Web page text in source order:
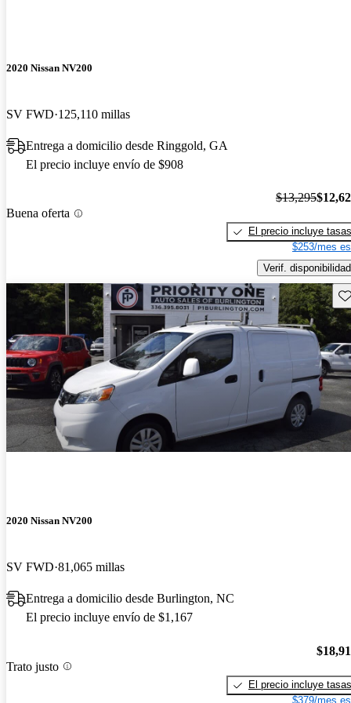
2020 Nissan NV200
SV FWD 125,110 millas
Entrega a domicilio desde Ringgold, GA
El precio incluye envío de $908
Buena oferta
$13,295
El precio incluye tasas
$253/mes
Verif. disponibilidad
2020 Nissan NV200
SV FWD 81,065 millas
Entrega a domicilio desde Burlington, NC
El precio incluye envío de $1,167
Trato justo
El precio incluye tasas
$379/mes